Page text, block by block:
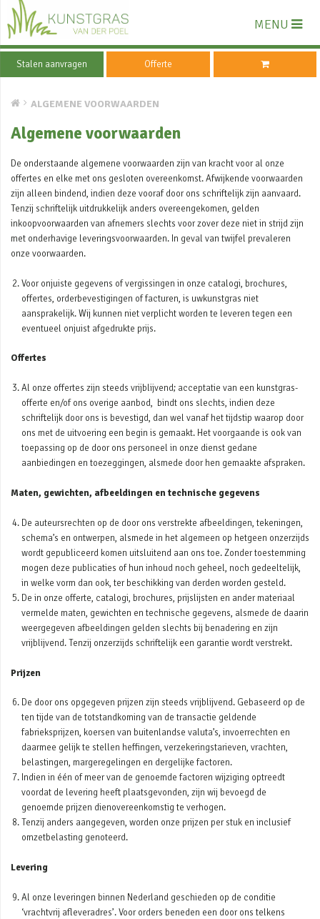
MENU
Stalen aanvragen Offerte
ALGEMENE VOORWAARDEN
Algemene voorwaarden
De onderstaande algemene voorwaarden zijn van kracht voor al onze
offertes en elke met ons gesloten overeenkomst. Afwijkende voorwaarden
zijn alleen bindend, indien deze vooraf door ons schriftelijk zijn aanvaard.
Tenzij schriftelijk uitdrukkelijk anders overeengekomen, gelden
inkoopvoorwaarden van afnemers slechts voor zover deze niet in strijd zijn
met onderhavige leveringsvoorwaarden. In geval van twijfel prevaleren
onze voorwaarden.
Voor onjuiste gegevens of vergissingen in onze catalogi, brochures,
offertes, orderbevestigingen of facturen, is uwkunstgras niet
aansprakelijk. Wij kunnen niet verplicht worden te leveren tegen een
eventueel onjuist afgedrukte prijs.
Offertes
Al onze offertes zijn steeds vrijblijvend; acceptatie van een kunstgras-
offerte en/of ons overige aanbod, bindt ons slechts, indien deze
schriftelijk door ons is bevestigd, dan wel vanaf het tijdstip waarop door
ons met de uitvoering een begin is gemaakt. Het voorgaande is ook van
toepassing op de door ons personeel in onze dienst gedane
aanbiedingen en toezeggingen, alsmede door hen gemaakte afspraken.
Maten, gewichten, afbeeldingen en technische gegevens
De auteursrechten op de door ons verstrekte afbeeldingen, tekeningen,
schema’s en ontwerpen, alsmede in het algemeen op hetgeen onzerzijds
wordt gepubliceerd komen uitsluitend aan ons toe. Zonder toestemming
mogen deze publicaties of hun inhoud noch geheel, noch gedeeltelijk,
in welke vorm dan ook, ter beschikking van derden worden gesteld.
De in onze offerte, catalogi, brochures, prijslijsten en ander materiaal
vermelde maten, gewichten en technische gegevens, alsmede de daarin
weergegeven afbeeldingen gelden slechts bij benadering en zijn
vrijblijvend. Tenzij onzerzijds schriftelijk een garantie wordt verstrekt.
Prijzen
De door ons opgegeven prijzen zijn steeds vrijblijvend. Gebaseerd op de
ten tijde van de totstandkoming van de transactie geldende
fabrieksprijzen, koersen van buitenlandse valuta’s, invoerrechten en
daarmee gelijk te stellen heffingen, verzekeringstarieven, vrachten,
belastingen, margeregelingen en dergelijke factoren.
Indien in één of meer van de genoemde factoren wijziging optreedt
voordat de levering heeft plaatsgevonden, zijn wij bevoegd de
genoemde prijzen dienovereenkomstig te verhogen.
Tenzij anders aangegeven, worden onze prijzen per stuk en inclusief
omzetbelasting genoteerd.
Levering
Al onze leveringen binnen Nederland geschieden op de conditie
‘vrachtvrij afleveradres’. Voor orders beneden een door ons telkens